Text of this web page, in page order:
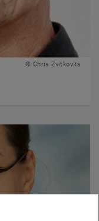
© Chris Zvitkovits